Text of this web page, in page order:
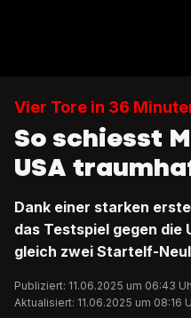
Vier Tore in 36
So schiesst
USA
Dank einer starken
das Testspiel gegen die
gleich zwei Startelf-
Publiziert: 11.06.2025 um 06:43
Aktualisiert: 11.06.2025 um 08:16